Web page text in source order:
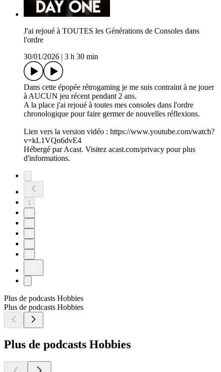
J'ai rejoué à TOUTES les Générations de Consoles dans
l'ordre
30/01/2026
3 h 30 min
Dans cette épopée rétrogaming je me suis contraint à ne jouer
à AUCUN jeu récent pendant 2 ans.
A la place j'ai rejoué à toutes mes consoles dans l'ordre
chronologique pour faire germer de nouvelles réflexions.
Lien vers la version vidéo : https://www.youtube.com/watch?
v=kL1VQn6dvE4
Hébergé par Acast. Visitez acast.com/privacy pour plus
d'informations.
1
Plus de podcasts Hobbies
Plus de podcasts Hobbies
Plus de podcasts Hobbies